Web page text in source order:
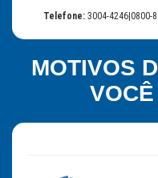
Telefone: 3004-4246|0800-
MOTIVOS